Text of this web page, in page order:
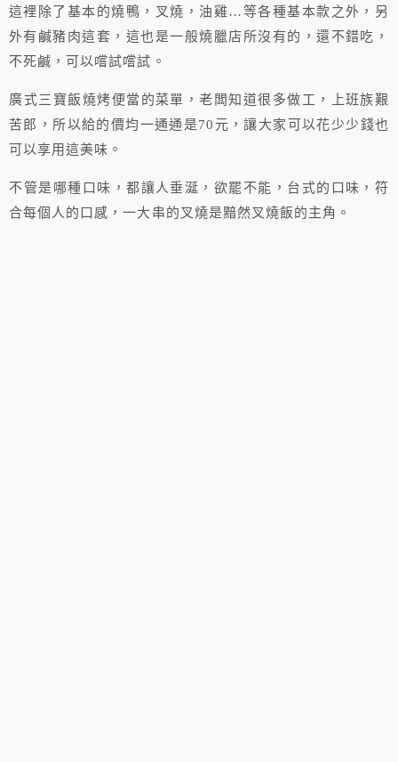
這裡除了基本的燒鴨，叉燒，油雞…等各種基本款之外，另
外有鹹豬肉這套，這也是一般燒臘店所沒有的，還不錯吃，
不死鹹，可以嚐試嚐試。
廣式三寶飯燒烤便當的菜單，老闆知道很多做工，上班族艱
苦郎，所以給的價均一通通是70元，讓大家可以花少少錢也
可以享用這美味。
不管是哪種口味，都讓人垂涎，欲罷不能，台式的口味，符
合每個人的口感，一大串的叉燒是黯然叉燒飯的主角。